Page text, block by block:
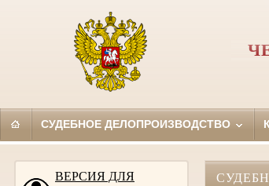
СУДЕБНОЕ ДЕЛОПРОИЗВОДСТВО
ВЕРСИЯ ДЛЯ